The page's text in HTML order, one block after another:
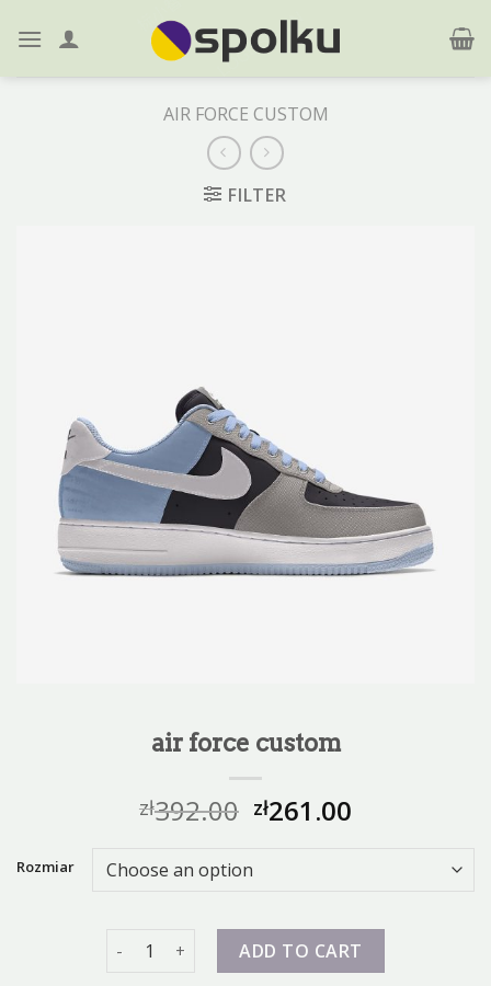
AIR FORCE CUSTOM
FILTER
air force custom
zł392.00 zł261.00
Rozmiar
air force custom quantity
ADD TO CART